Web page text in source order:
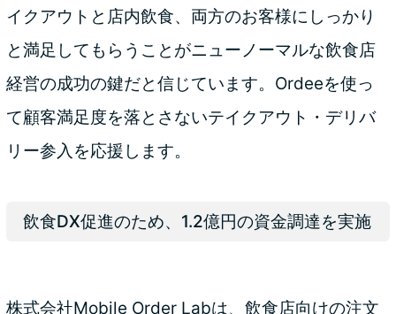
イクアウトと店内飲食、両方のお客様にしっかり
と満足してもらうことがニューノーマルな飲食店
経営の成功の鍵だと信じています。Ordeeを使っ
て顧客満足度を落とさないテイクアウト・デリバ
リー参入を応援します。
飲食DX促進のため、1.2億円の資金調達を実施
株式会社Mobile Order Labは、飲食店向けの注文